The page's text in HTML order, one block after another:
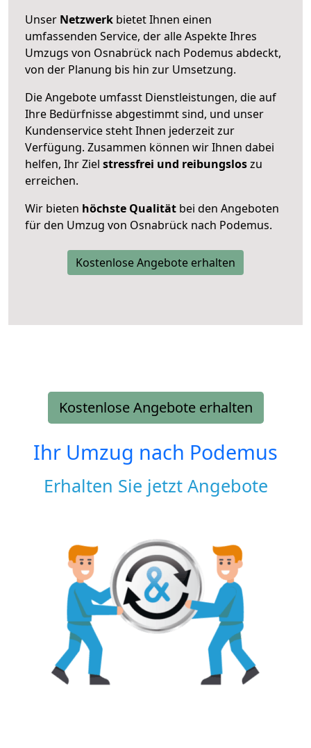
Unser Netzwerk bietet Ihnen einen
umfassenden Service, der alle Aspekte Ihres
Umzugs von Osnabrück nach Podemus abdeckt,
von der Planung bis hin zur Umsetzung.
Die Angebote umfasst Dienstleistungen, die auf
Ihre Bedürfnisse abgestimmt sind, und unser
Kundenservice steht Ihnen jederzeit zur
Verfügung. Zusammen können wir Ihnen dabei
helfen, Ihr Ziel stressfrei und reibungsloszu
erreichen.
Wir bieten höchste Qualität bei den Angeboten
für den Umzug von Osnabrück nach Podemus.
Kostenlose Angebote erhalten
Kostenlose Angebote erhalten
Ihr Umzug nach Podemus
Erhalten Sie jetzt Angebote